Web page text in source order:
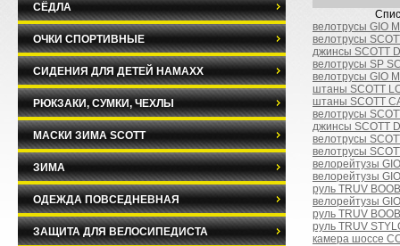
велотрусы GIO
велотрусы
джинсы SCOTT
велотрусы SP
велотрусы GIO
штаны SCOTT
штаны SCOTT
велотрусы
джинсы SCOTT
велотрусы
велотрусы
велорейтузы
велорейтузы
руль TRUV
велорейтузы
руль TRUV
руль TRUV
камера шоссе
СЁДЛА
ОЧКИ СПОРТИВНЫЕ
СИДЕНИЯ ДЛЯ ДЕТЕЙ HAMAXX
РЮКЗАКИ, СУМКИ, ЧЕХЛЫ
МАСКИ ЗИМА SCOTT
ЗИМА
ОДЕЖДА ПОВСЕДНЕВНАЯ
ЗАЩИТА ДЛЯ ВЕЛОСИПЕДИСТА